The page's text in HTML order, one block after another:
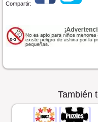
Compartir:
También